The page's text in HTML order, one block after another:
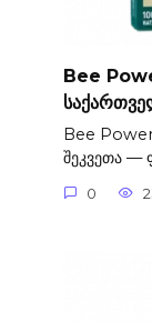
Bee
Bee
შეკვეთა —
0